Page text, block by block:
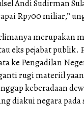
Andi Sudirman
Rp700 miliar,”
merupakan
eks pejabat publik.
ke Pengadilan
rugi materiil
keberadaan
diakui negara pada